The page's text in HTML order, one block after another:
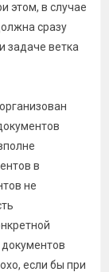
этом, в случае
сразу
задаче ветка
в
не
документов
если бы при